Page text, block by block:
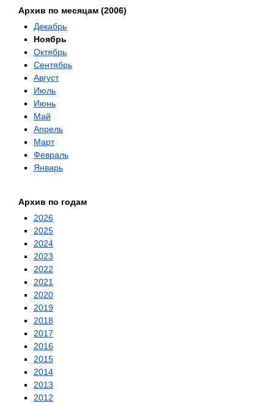
Архив по месяцам (2006)
Декабрь
Ноябрь
Октябрь
Сентябрь
Август
Июль
Июнь
Май
Апрель
Март
Февраль
Январь
Архив по годам
2026
2025
2024
2023
2022
2021
2020
2019
2018
2017
2016
2015
2014
2013
2012